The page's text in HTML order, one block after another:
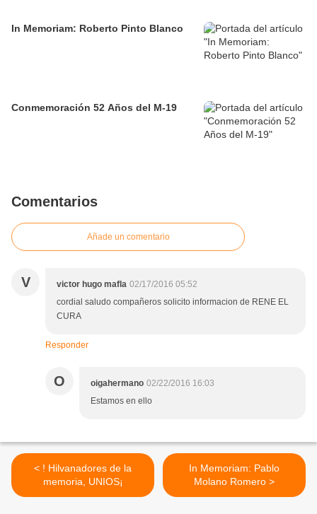
In Memoriam: Roberto Pinto Blanco
Conmemoración 52 Años del M-19
Comentarios
Añade un comentario
V victor hugo mafla 02/17/2016 05:52
cordial saludo compañeros solicito informacion de RENE EL
CURA
Responder
O oigahermano 02/22/2016 16:03
Estamos en ello
< ! Hilvanadores de la
memoria, UNIOS¡
In Memoriam: Pablo
Molano Romero >